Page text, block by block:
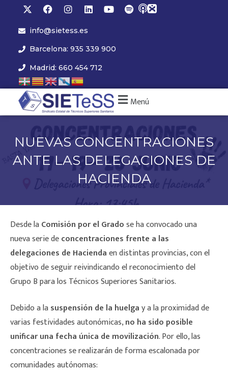
info@sietess.es
Barcelona: 935 339 900
Madrid: 660 454 712
Menú
NUEVAS CONCENTRACIONES
ANTE LAS DELEGACIONES DE
HACIENDA
Desde laComisión por el Gradose ha convocado una
nueva serie deconcentraciones frente a las
delegaciones de Haciendaen distintas provincias, con el
objetivo de seguir reivindicando el reconocimiento del
Grupo B para los Técnicos Superiores Sanitarios.
Debido a lasuspensión de la huelgay a la proximidad de
varias festividades autonómicas,no ha sido posible
unificar una fecha única de movilización. Por ello, las
concentraciones se realizarán de forma escalonada por
comunidades autónomas: